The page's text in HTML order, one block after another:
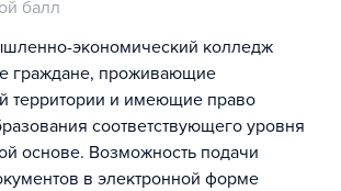
балл
экономический колледж
граждане, проживающие
территории и имеющие право
соответствующего уровня
основе. Возможность подачи
в электронной форме